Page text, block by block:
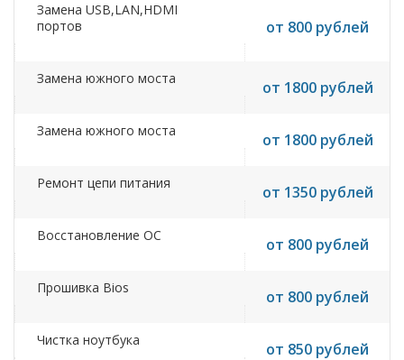
Замена USB,LAN,HDMI
портов
от 800 рублей
Замена южного моста от 1800 рублей
Замена южного моста от 1800 рублей
Ремонт цепи питания от 1350 рублей
Восстановление ОС от 800 рублей
Прошивка Bios от 800 рублей
Чистка ноутбука от 850 рублей